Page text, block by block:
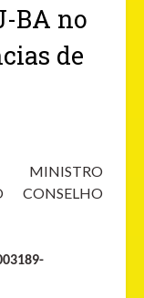
BA no
de
MINISTRO
CONSELHO